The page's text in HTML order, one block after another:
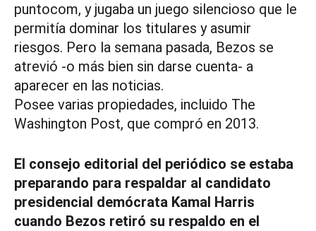
puntocom, y jugaba un juego silencioso que le
permitía dominar los titulares y asumir
riesgos. Pero la semana pasada, Bezos se
atrevió -o más bien sin darse cuenta- a
aparecer en las noticias.
Posee varias propiedades, incluido The
Washington Post, que compró en 2013.
El consejo editorial del periódico se estaba
preparando para respaldar al candidato
presidencial demócrata Kamal Harris
cuando Bezos retiró su respaldo en el